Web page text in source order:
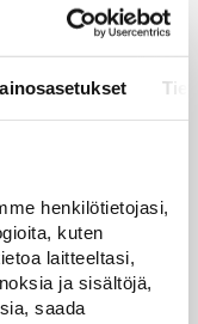
henkilötietojasi,
kuten
laitteeltasi,
ja sisältöjä,
saada
natseille